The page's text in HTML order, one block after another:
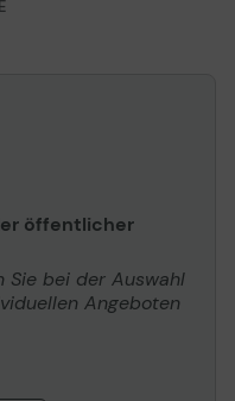
öffentlicher
Sie bei der Auswahl
Angeboten